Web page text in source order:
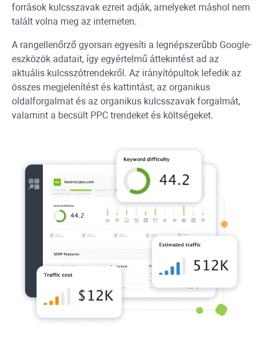
források kulcsszavak ezreit adják, amelyeket máshol nem
talált volna meg az interneten.
A rangellenőrző gyorsan egyesíti a legnépszerűbb Google-
eszközök adatait, így egyértelmű áttekintést ad az
aktuális kulcsszótrendekről. Az irányítópultok lefedik az
összes megjelenítést és kattintást, az organikus
oldalforgalmat és az organikus kulcsszavak forgalmát,
valamint a becsült PPC trendeket és költségeket.